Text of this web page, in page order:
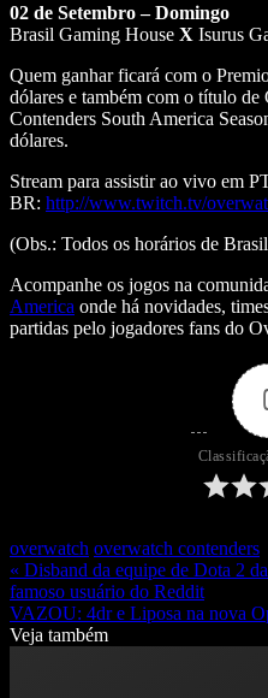
02 de Setembro – Domingo
Brasil Gaming House X Isurus
Quem ganhar ficará com o
dólares e também com o título de
Contenders South America
dólares.
Stream para assistir ao vivo em
BR: http://www.twitch.tv/
(Obs.: Todos os horários de
Acompanhe os jogos na
America onde há novidades,
partidas pelo jogadores fans do
overwatch overwatch contenders
« Disband da equipe de Dota 2
famoso usuário do Reddit
VAZOU: 4dr e Liposa na nova
Veja também